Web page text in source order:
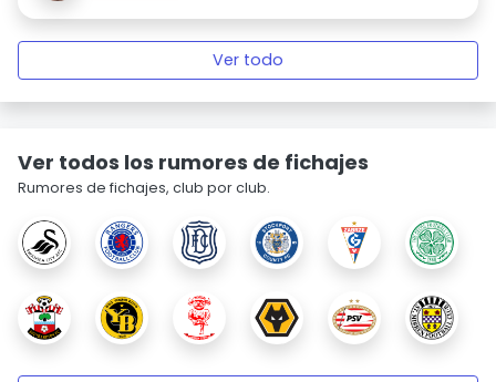
Ver todo
Ver todos los rumores de fichajes
Rumores de fichajes, club por club.